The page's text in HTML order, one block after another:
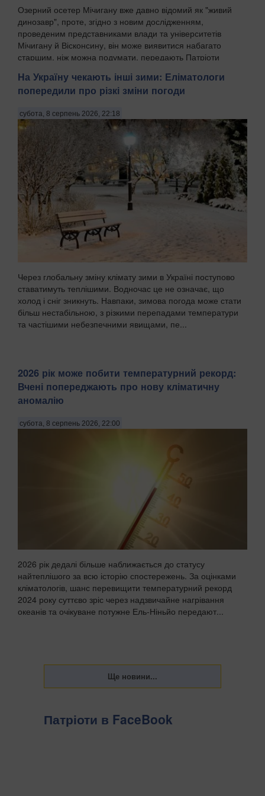
Озерний осетер Мічигану вже давно відомий як "живий
динозавр", проте, згідно з новим дослідженням,
проведеним представниками влади та університетів
Мічигану й Вісконсину, він може виявитися набагато
старшим, ніж можна подумати, передають Патріоти
На Україну чекають інші зими: Еліматологи
попередили про різкі зміни погоди
субота, 8 серпень 2026, 22:18
Через глобальну зміну клімату зими в Україні поступово
ставатимуть теплішими. Водночас це не означає, що
холод і сніг зникнуть. Навпаки, зимова погода може стати
більш нестабільною, з різкими перепадами температури
та частішими небезпечними явищами, пе...
2026 рік може побити температурний рекорд:
Вчені попереджають про нову кліматичну
аномалію
субота, 8 серпень 2026, 22:00
2026 рік дедалі більше наближається до статусу
найтеплішого за всю історію спостережень. За оцінками
кліматологів, шанс перевищити температурний рекорд
2024 року суттєво зріс через надзвичайне нагрівання
океанів та очікуване потужне Ель-Ніньйо передают...
Патріоти в FaceBook